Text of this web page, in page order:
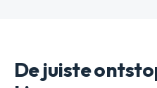
De juiste